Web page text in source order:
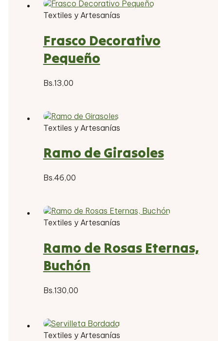
Textiles y Artesanías
Frasco Decorativo
Pequeño
Bs.13,00
Textiles y Artesanías
Ramo de Girasoles
Bs.46,00
Textiles y Artesanías
Ramo de Rosas Eternas,
Buchón
Bs.130,00
Textiles y Artesanías